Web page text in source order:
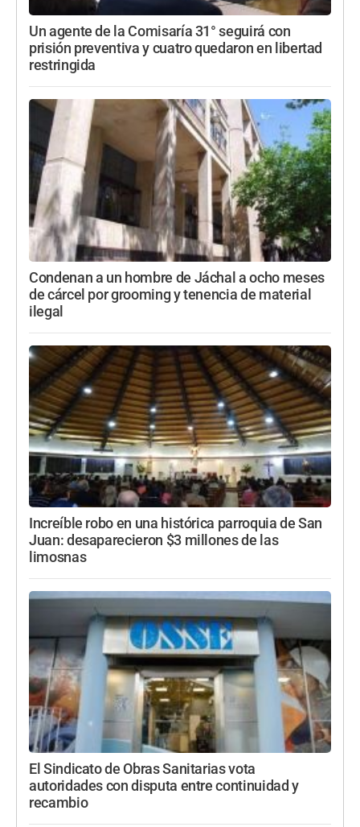
Un agente de la Comisaría 31° seguirá con
prisión preventiva y cuatro quedaron en libertad
restringida
Condenan a un hombre de Jáchal a ocho meses
de cárcel por grooming y tenencia de material
ilegal
Increíble robo en una histórica parroquia de San
Juan: desaparecieron $3 millones de las
limosnas
El Sindicato de Obras Sanitarias vota
autoridades con disputa entre continuidad y
recambio